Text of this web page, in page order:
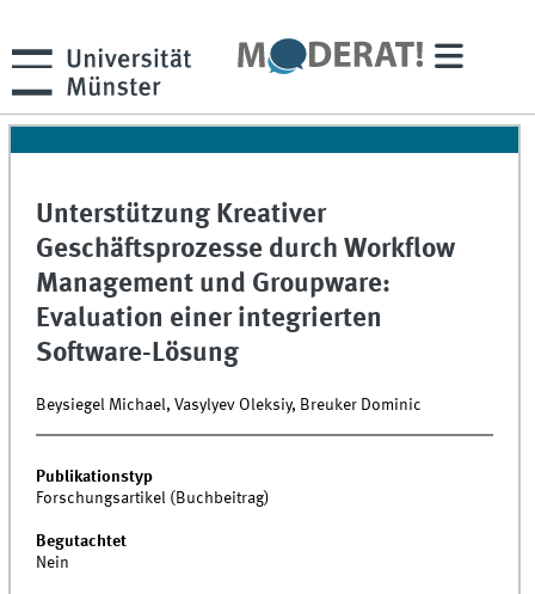
Unterstützung Kreativer
Geschäftsprozesse durch Workflow
Management und Groupware:
Evaluation einer integrierten
Software-Lösung
Beysiegel Michael, Vasylyev Oleksiy, Breuker Dominic
Publikationstyp
Forschungsartikel (Buchbeitrag)
Begutachtet
Nein